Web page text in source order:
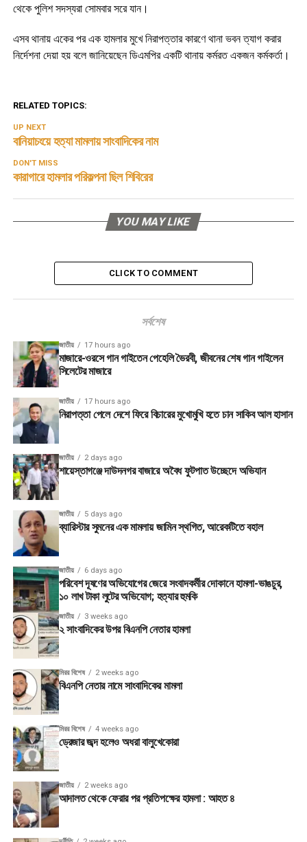
থেকে পুলিশ সদস্যরা সোমবার সরে যান।
এসব থানায় একের পর এক হামলার মুখে নিরাপত্তার কারণে থানা ভবন ত্যাগ করার
নির্দেশনা দেয়া হয় বলে জানিয়েছেন ডিএমপির একটি থানায় কর্মরত একজন কর্মকর্তা।
RELATED TOPICS:
UP NEXT
বানিয়াচংয়ে হত্যা মামলায় সাংবাদিকের নাম
DON'T MISS
কারাগারে হামলার পরিকল্পনা ছিল শিবিরের
YOU MAY LIKE
CLICK TO COMMENT
সর্বশেষ
জাতীয় 17 hours ago
মাজারে-ওরসে গান গাইতেন পেহেলি ভৈরবী, জীবনের শেষ গান গাইলেন
সিলেটের মাজারে
জাতীয় 17 hours ago
নিরাপত্তা পেলে দেশে ফিরে বিচারের মুখোমুখি হতে চান সাকিব আল হাসান
জাতীয় 2 days ago
শায়েস্তাগঞ্জে দাউদনগর বাজারে অবৈধ ফুটপাত উচ্ছেদে অভিযান
জাতীয় 5 days ago
ব্যারিস্টার সুমনের এক মামলায় জামিন স্থগিত, আরেকটিতে বহাল
জাতীয় 6 days ago
পরিবেশ দূষণের অভিযোগের জেরে সংবাদকর্মীর দোকানে হামলা-ভাঙচুর,
১০ লাখ টাকা লুটের অভিযোগ; হত্যার হুমকি
জাতীয় 3 weeks ago
২ সাংবাদিকের উপর বিএনপি নেতার হামলা
মিরর বিশেষ 2 weeks ago
বিএনপি নেতার নামে সাংবাদিকের মামলা
মিরর বিশেষ 4 weeks ago
ড্রেজার জব্দ হলেও অধরা বালুখেকোরা
জাতীয় 2 weeks ago
আদালত থেকে ফেরার পর প্রতিপক্ষের হামলা : আহত ৪